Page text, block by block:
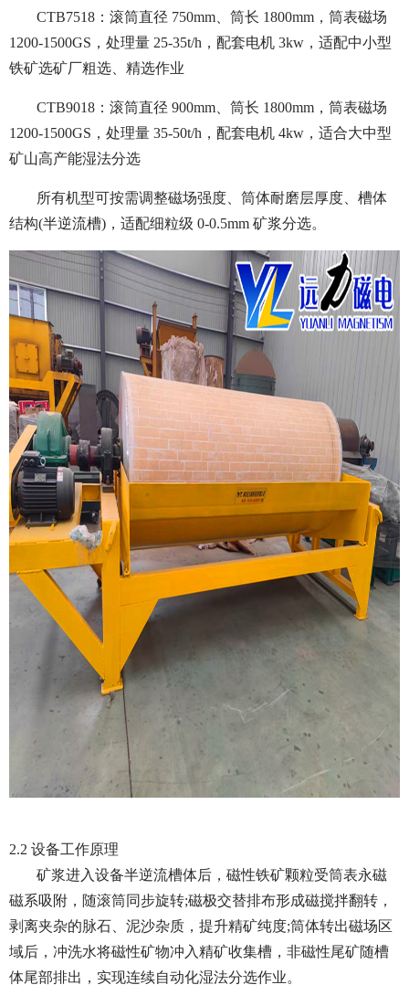
CTB7518：滚筒直径 750mm、筒长 1800mm，筒表磁场
1200-1500GS，处理量 25-35t/h，配套电机 3kw，适配中小型
铁矿选矿厂粗选、精选作业
CTB9018：滚筒直径 900mm、筒长 1800mm，筒表磁场
1200-1500GS，处理量 35-50t/h，配套电机 4kw，适合大中型
矿山高产能湿法分选
所有机型可按需调整磁场强度、筒体耐磨层厚度、槽体
结构(半逆流槽)，适配细粒级 0-0.5mm 矿浆分选。
2.2 设备工作原理
矿浆进入设备半逆流槽体后，磁性铁矿颗粒受筒表永磁
磁系吸附，随滚筒同步旋转;磁极交替排布形成磁搅拌翻转，
剥离夹杂的脉石、泥沙杂质，提升精矿纯度;筒体转出磁场区
域后，冲洗水将磁性矿物冲入精矿收集槽，非磁性尾矿随槽
体尾部排出，实现连续自动化湿法分选作业。